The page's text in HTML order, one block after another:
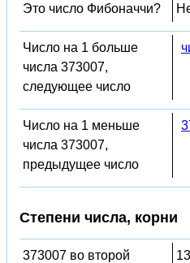
Это число Фибоначчи?
Число на 1 больше
числа 373007,
следующее число
Число на 1 меньше
числа 373007,
предыдущее число
Степени числа, корни
373007 во второй